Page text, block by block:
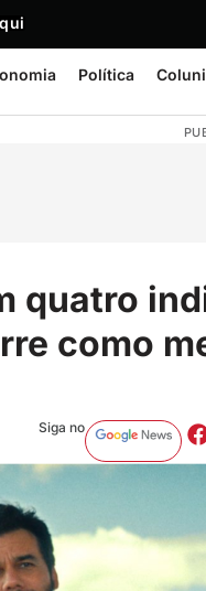
Política
quatro
como
Siga no